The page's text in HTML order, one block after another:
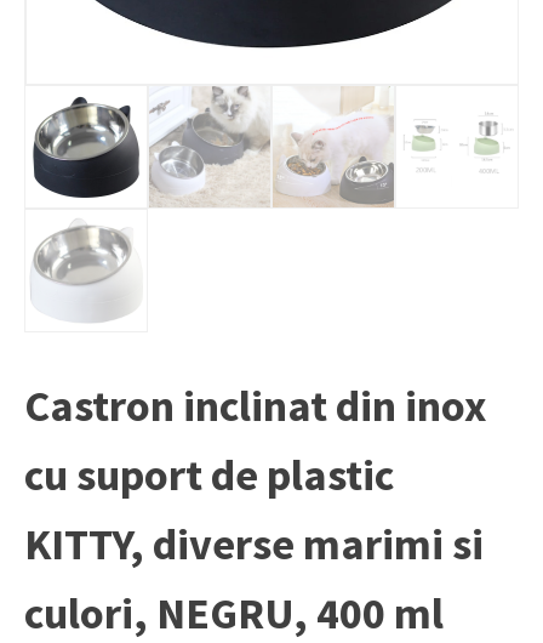
Castron inclinat din inox
cu suport de plastic
KITTY, diverse marimi si
culori, NEGRU, 400 ml